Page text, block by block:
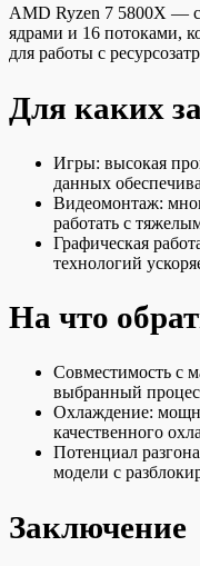
AMD Ryzen 7 5800X —
ядрами и 16 потоками,
для работы с
Для каких
Игры: высокая
данных
Видеомонтаж:
работать с
Графическая
технологий
На что
Совместимость с
выбранный
Охлаждение:
качественного
Потенциал
модели с
Заключение